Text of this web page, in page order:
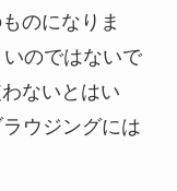
のになりま
のではないで
ないとはい
ウジングには